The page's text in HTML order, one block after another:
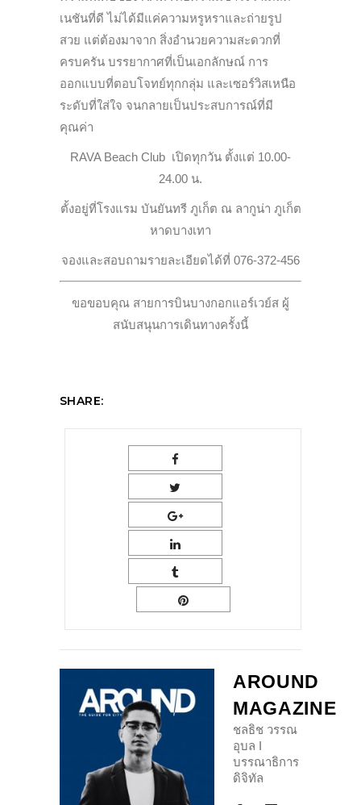
เนชันที่ดี ไม่ได้มีแค่ความหรูหราและถ่ายรูป
สวย แต่ต้องมาจาก สิ่งอำนวยความสะดวกที่
ครบครัน บรรยากาศที่เป็นเอกลักษณ์ การ
ออกแบบที่ตอบโจทย์ทุกกลุ่ม และเซอร์วิสเหนือ
ระดับที่ใส่ใจ จนกลายเป็นประสบการณ์ที่มี
คุณค่า
RAVA Beach Club เปิดทุกวัน ตั้งแต่ 10.00-
24.00 น.
ตั้งอยู่ที่โรงแรม บันยันทรี ภูเก็ต ณ ลากูน่า ภูเก็ต
หาดบางเทา
จองและสอบถามรายละเอียดได้ที่ 076-372-456
ขอขอบคุณ สายการบินบางกอกแอร์เวย์ส ผู้
สนับสนุนการเดินทางครั้งนี้
SHARE:
AROUND
MAGAZINE
ชลธิช วรรณ
อุบล I
บรรณาธิการ
ดิจิทัล